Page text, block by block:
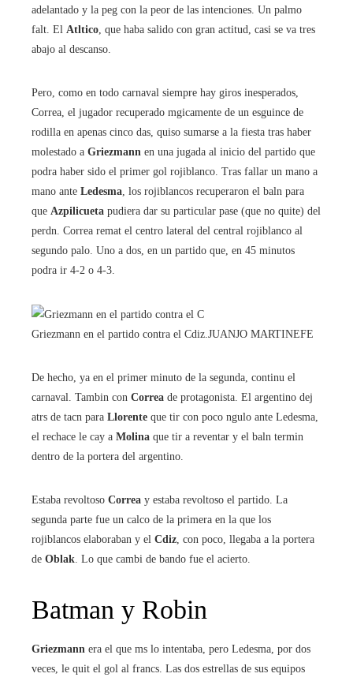
adelantado y la peg con la peor de las intenciones. Un palmo
falt. El Atltico , que haba salido con gran actitud, casi se va tres
abajo al descanso.
Pero, como en todo carnaval siempre hay giros inesperados,
Correa, el jugador recuperado mgicamente de un esguince de
rodilla en apenas cinco das, quiso sumarse a la fiesta tras haber
molestado a Griezmann en una jugada al inicio del partido que
podra haber sido el primer gol rojiblanco. Tras fallar un mano a
mano ante Ledesma , los rojiblancos recuperaron el baln para
que Azpilicueta pudiera dar su particular pase (que no quite) del
perdn. Correa remat el centro lateral del central rojiblanco al
segundo palo. Uno a dos, en un partido que, en 45 minutos
podra ir 4-2 o 4-3.
Griezmann en el partido contra el Cdiz. JUANJO MARTINEFE
De hecho, ya en el primer minuto de la segunda, continu el
carnaval. Tambin con Correa de protagonista. El argentino dej
atrs de tacn para Llorente que tir con poco ngulo ante Ledesma,
el rechace le cay a Molina que tir a reventar y el baln termin
dentro de la portera del argentino.
Estaba revoltoso Correa y estaba revoltoso el partido. La
segunda parte fue un calco de la primera en la que los
rojiblancos elaboraban y el Cdiz , con poco, llegaba a la portera
de Oblak . Lo que cambi de bando fue el acierto.
Batman y Robin
Griezmann era el que ms lo intentaba, pero Ledesma, por dos
veces, le quit el gol al francs. Las dos estrellas de sus equipos